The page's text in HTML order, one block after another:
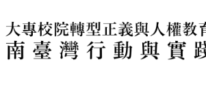
至
主
要